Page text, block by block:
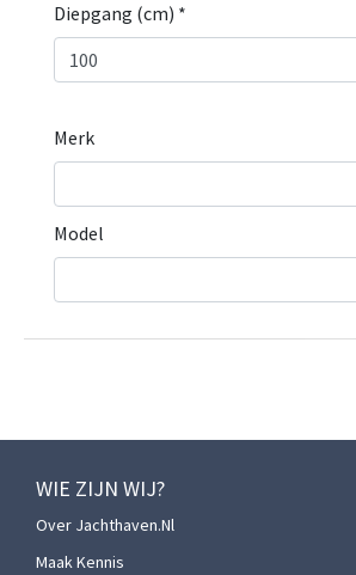
Diepgang (cm) *
Merk
Model
WIE ZIJN WIJ?
Over Jachthaven.nl
Maak Kennis